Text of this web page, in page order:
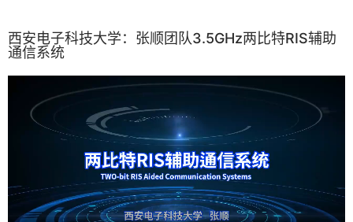
西安电子科技大学：张顺团队3.5GHz两比特RIS辅助
通信系统